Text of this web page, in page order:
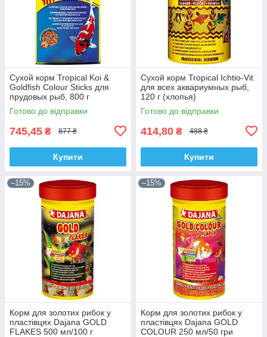
Сухой корм Tropical Koi &
Goldfish Colour Sticks для
прудовых рыб, 800 г
(палочки)
Готово до відправки
745,45 ₴ 877 ₴
Купити
Сухой корм Tropical Ichtio-Vit
для всех аквариумных рыб,
120 г (хлопья)
Готово до відправки
414,80 ₴ 488 ₴
Купити
–15%
Корм для золотих рибок у
пластівцях Dajana GOLD
FLAKES 500 мл/100 г
–15%
Корм для золотих рибок у
пластівцях Dajana GOLD
COLOUR 250 мл/50 гри